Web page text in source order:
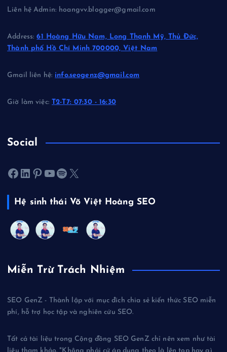
Liên hệ Admin: hoangvv.blogger@gmail.com
Address:61 Hoàng Hữu Nam, Long Thạnh Mỹ, Thủ Đức,
Thành phố Hồ Chí Minh 700000, Việt Nam
Gmail liên hệ: info.seogenz@gmail.com
Giờ làm việc:T2-T7: 07:30 - 16:30
Social
Facebook LinkedIn Pinterest Youtube Spotify X
Hệ sinh thái Võ Việt Hoàng SEO
Miễn Trừ Trách Nhiệm
SEO GenZ - Thành lập với mục đích chia sẻ kiến thức SEO miễn
phí, hỗ trợ học tập và nghiên cứu SEO.
Tất cả tài liệu trong Cộng đồng SEO GenZ chỉ nên xem như tài